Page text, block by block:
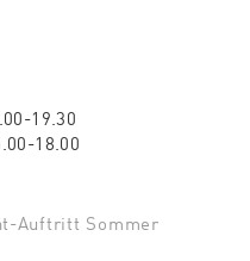
19.30
18.00
Auftritt Sommer